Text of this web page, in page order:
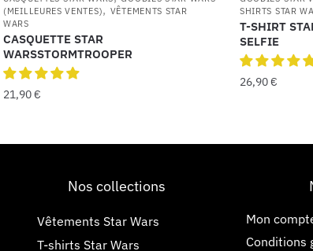
(MEILLEURES VENTES), VÊTEMENTS STAR
WARS
CASQUETTE STAR
WARSSTORMTROOPER
21,90€
SHIRTS STAR
T-SHIRT
SELFIE
26,90€
Nos collections
Vêtements Star Wars
T-shirts Star Wars
Mon
Conditions